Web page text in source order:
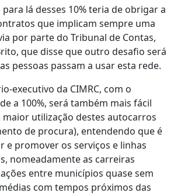
lá desses 10% teria de obrigar a
que implicam sempre uma
por parte do Tribunal de Contas,
que disse que outro desafio será
pessoas passam a usar esta rede.
executivo da CIMRC, com o
a 100%, será também mais fácil
utilização destes autocarros
de procura), entendendo que é
e promover os serviços e linhas
nomeadamente as carreiras
entre municípios quase sem
com tempos próximos das